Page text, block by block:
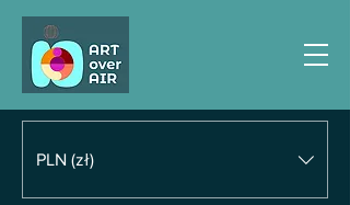
PLN (zł)